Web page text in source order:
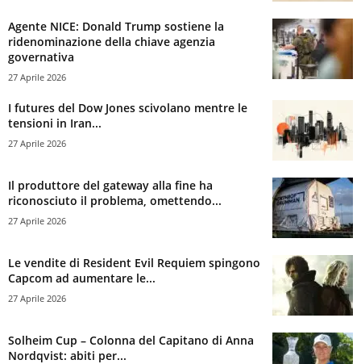
Agente NICE: Donald Trump sostiene la
ridenominazione della chiave agenzia
governativa
27 Aprile 2026
I futures del Dow Jones scivolano mentre le
tensioni in Iran...
27 Aprile 2026
Il produttore del gateway alla fine ha
riconosciuto il problema, omettendo...
27 Aprile 2026
Le vendite di Resident Evil Requiem spingono
Capcom ad aumentare le...
27 Aprile 2026
Solheim Cup – Colonna del Capitano di Anna
Nordqvist: abiti per...